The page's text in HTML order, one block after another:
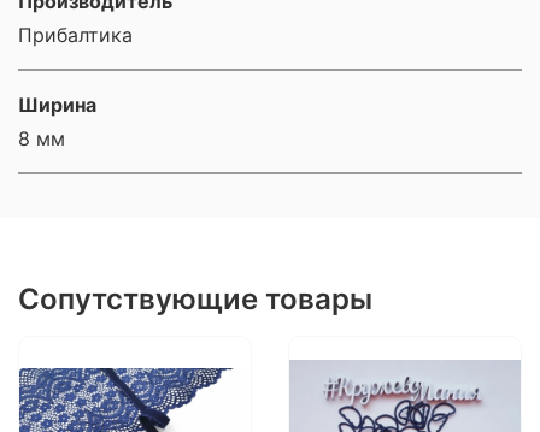
Прибалтика
Ширина
8 мм
Сопутствующие товары